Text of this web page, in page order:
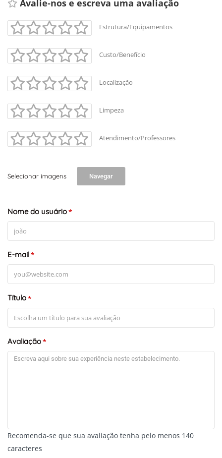
+-
Leaflet
Avalie-nos e escreva uma avaliação
Estrutura/Equipamentos
Custo/Benefício
Localização
Limpeza
Atendimento/Professores
Selecionar imagens Navegar
Nome do usuário*
E-mail*
Título*
Avaliação*
Recomenda-se que sua avaliação tenha pelo menos 140
caracteres